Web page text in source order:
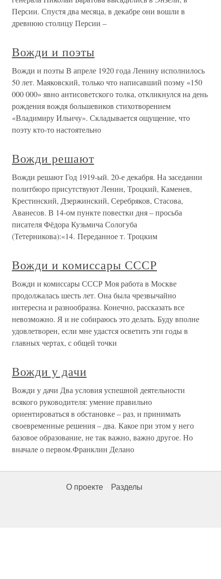
Персии. Спустя два месяца, в декабре они вошли в
древнюю столицу Персии –
Вожди и поэты
Вожди и поэты В апреле 1920 года Ленину исполнилось
50 лет. Маяковский, только что написавший поэму «150
000 000» явно антисоветского толка, откликнулся на день
рождения вождя большевиков стихотворением
«Владимиру Ильичу». Складывается ощущение, что
поэту кто-то настоятельно
Вожди решают
Вожди решают Год 1919-ый. 20-е декабря. На заседании
политбюро присутствуют Ленин, Троцкий, Каменев,
Крестинский, Дзержинский, Серебряков, Стасова,
Аванесов. В 14-ом пункте повестки дня – просьба
писателя Фёдора Кузьмича Сологуба
(Тетерникова):«14. Переданное т. Троцким
Вожди и комиссары СССР
Вожди и комиссары СССР Моя работа в Москве
продолжалась шесть лет. Она была чрезвычайно
интересна и разнообразна. Конечно, рассказать все
невозможно. Я и не собираюсь это делать. Буду вполне
удовлетворен, если мне удастся осветить эти годы в
главных чертах, с общей точки
Вожди у дачи
Вожди у дачи Два условия успешной деятельности
всякого руководителя: умение правильно
ориентироваться в обстановке – раз, и принимать
своевременные решения – два. Какое при этом у него
базовое образование, не так важно, важно другое. Но
вначале о первом.Франклин Делано
О проекте Разделы